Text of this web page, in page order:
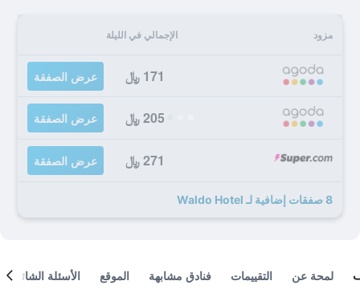
مزود الإجمالي في الليلة
171 ﷼ عرض الصفقة
205 ﷼ عرض الصفقة
271 ﷼ عرض الصفقة
8 صفقات إضافية لـ Waldo Hotel
لمحة عن التقييمات فنادق مشابهة الموقع الأسئلة الشائعة